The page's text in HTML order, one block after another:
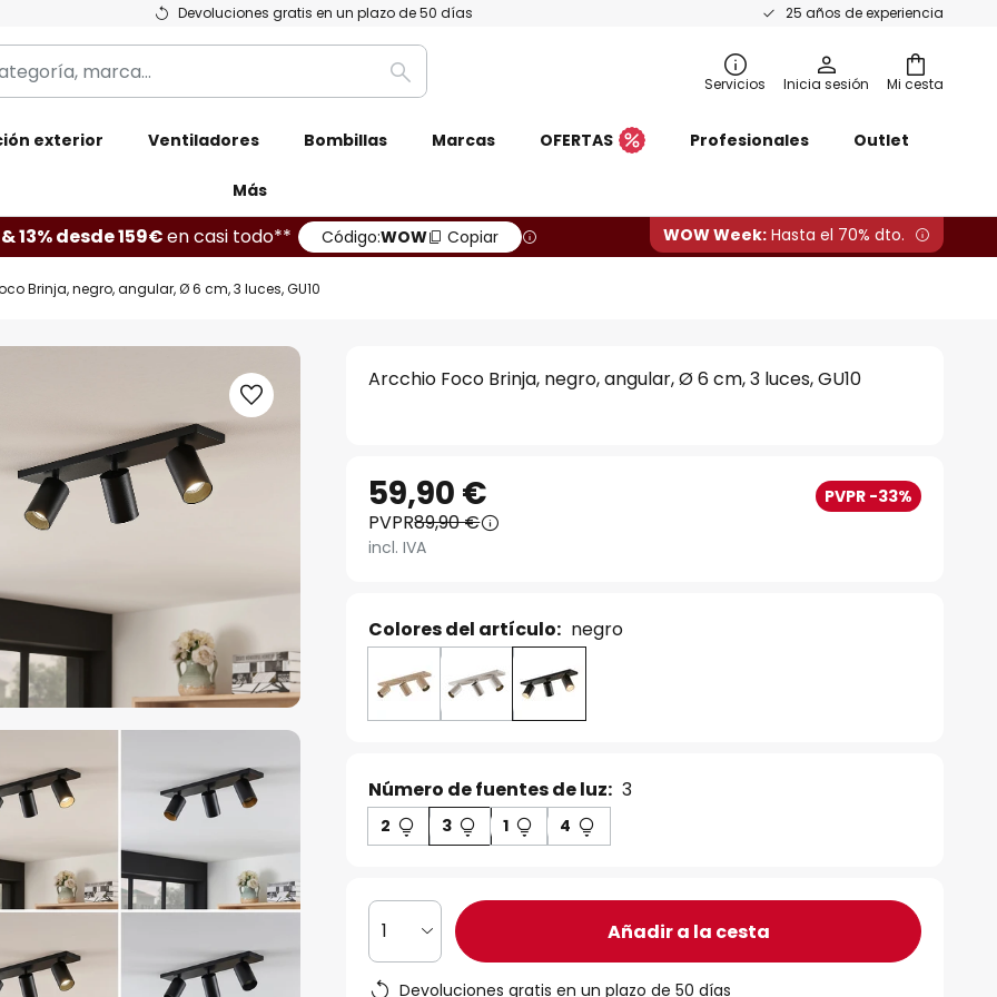
Devoluciones gratis en un plazo de 50 días 25 años de experiencia
Mi cesta
Buscar Servicios Inicia sesión
exterior Ventiladores Bombillas Marcas OFERTAS Profesionales Outlet
Más
13% desde 159€en casi todo** Código:WOW Copiar WOW Week: Hasta el 70% dto.
Brinja, negro, angular, Ø 6 cm, 3 luces, GU10
Arcchio Foco Brinja, negro, angular, Ø 6 cm, 3 luces, GU10
59,90 € PVPR -33%
PVPR89,90 €
incl. IVA
Colores del artículo: negro
Número de fuentes de luz: 3
2 3 1 4
1 Añadir a la cesta
Devoluciones gratis en un plazo de 50 días